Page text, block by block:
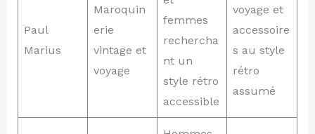
Paul
Marius
Maroquin
erie
vintage et
voyage
femmes
rechercha
nt un
style rétro
accessible
voyage et
accessoire
s au style
rétro
assumé